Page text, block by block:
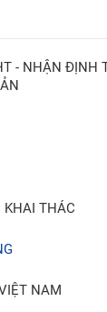
- NHẬN ĐỊNH
KHAI THÁC
NAM